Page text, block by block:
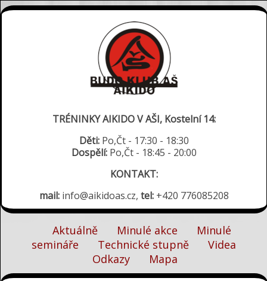
TRÉNINKY AIKIDO V AŠI, Kostelní 14:
Děti: Po,Čt - 17:30 - 18:30
Dospělí: Po,Čt - 18:45 - 20:00
KONTAKT:
mail: info@aikidoas.cz, tel: +420 776085208
Aktuálně Minulé akce
Minulé
semináře
Technické stupně
Videa
Odkazy
Mapa